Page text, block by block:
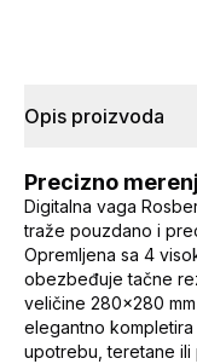
Opis proizvoda
Precizno
Digitalna vaga
traže pouzdano i
Opremljena sa 4
obezbeđuje tačne
veličine 280x280
elegantno
upotrebu, teretane